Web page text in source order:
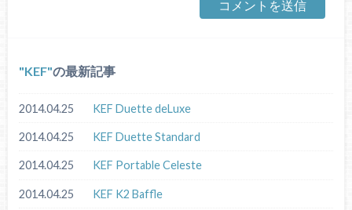
KEF の最新記事
2014.04.25 KEF Duette deLuxe
2014.04.25 KEF Duette Standard
2014.04.25 KEF Portable Celeste
2014.04.25 KEF K2 Baffle